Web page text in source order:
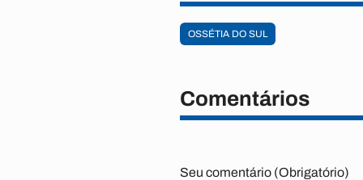
OSSÉTIA DO SUL
Comentários
Seu comentário (Obrigatório)